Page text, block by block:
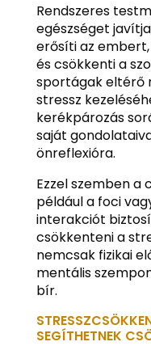
Rendszeres
egészséget
erősíti az
és csökkenti a
sportágak eltérő
stressz
kerékpározás
saját
önreflexióra.
Ezzel szemben
például a foci
interakciót
csökkenteni a
nemcsak fizikai
mentális
bír.
SEGÍTHETNEK